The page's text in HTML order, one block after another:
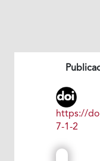
https://
7-1-2